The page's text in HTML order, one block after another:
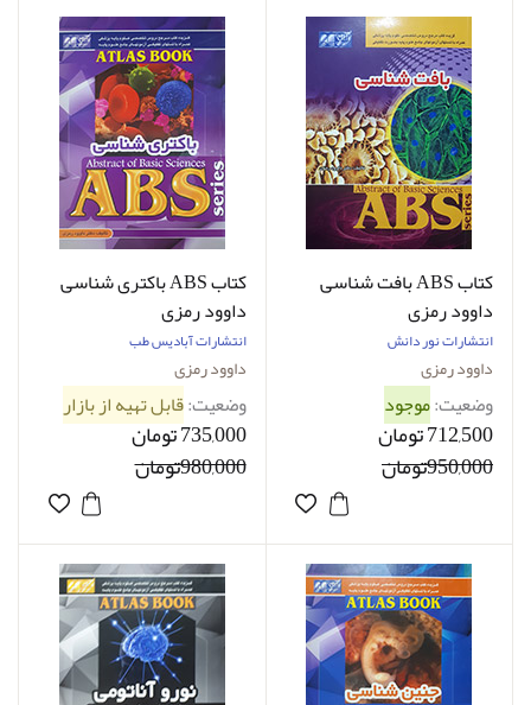
کتاب ABS بافت شناسی
داوود رمزی
انتشارات نور دانش
داوود رمزی
وضعیت:موجود
712,500 تومان
950,000تومان
کتاب ABS باکتری شناسی
داوود رمزی
انتشارات آبادیس طب
داوود رمزی
وضعیت:قابل تهیه از بازار
735,000 تومان
980,000تومان